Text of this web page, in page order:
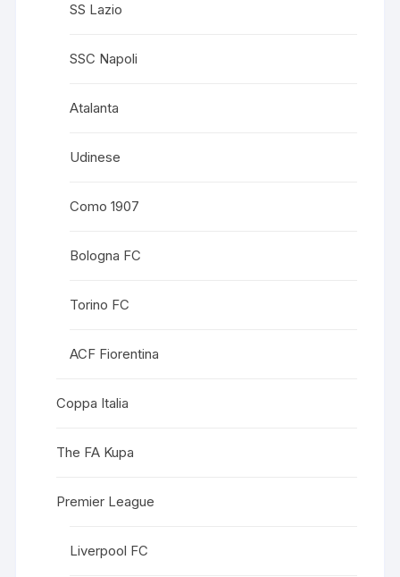
SS Lazio
SSC Napoli
Atalanta
Udinese
Como 1907
Bologna FC
Torino FC
ACF Fiorentina
Coppa Italia
The FA Kupa
Premier League
Liverpool FC